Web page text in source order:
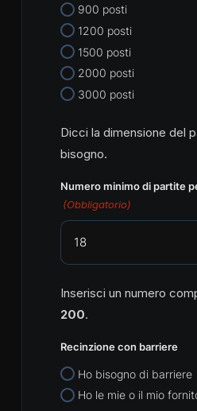
900 posti
1200 posti
1500 posti
2000 posti
3000 posti
Dicci la dimensione del
bisogno.
Numero minimo di partite
(Obbligatorio)
Inserisci un numero
200.
Recinzione con barriere
Ho bisogno di barriere
Ho le mie o il mio